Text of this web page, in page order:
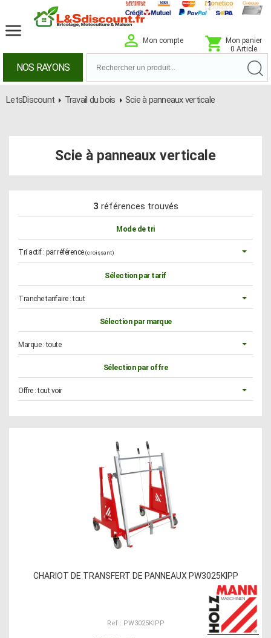
Mon compte
Mon panier
0 Article
NOS RAYONS
LetsDiscount Travail du bois Scie à panneaux verticale
Scie à panneaux verticale
3 références trouvés
Mode de tri
Tri actif : par référence (croissant)
Sélection par tarif
Tranche tarifaire :tout
Sélection par marque
Marque :toute
Sélection par offre
Offre :tout voir
CHARIOT DE TRANSFERT DE PANNEAUX PW3025KIPP
Ref : PW3025KIPP